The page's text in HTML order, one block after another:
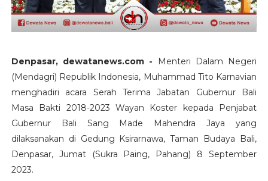
Denpasar, dewatanews.com -
Menteri Dalam Negeri
(Mendagri) Republik Indonesia, Muhammad Tito Karnavian
menghadiri acara Serah Terima Jabatan Gubernur Bali
Masa Bakti 2018-2023 Wayan Koster kepada Penjabat
Gubernur Bali Sang Made Mahendra Jaya yang
dilaksanakan di Gedung Ksirarnawa, Taman Budaya Bali,
Denpasar, Jumat (Sukra Paing, Pahang) 8 September
2023.